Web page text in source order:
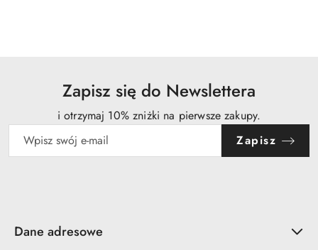
Zapisz się do Newslettera
i otrzymaj 10% zniżki na pierwsze zakupy.
Zapisz
Dane adresowe